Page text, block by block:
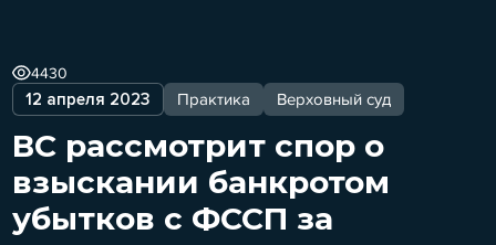
12 апреля 2023 Практика Верховный суд
4430
ВС рассмотрит спор о
взыскании банкротом
убытков с ФССП за